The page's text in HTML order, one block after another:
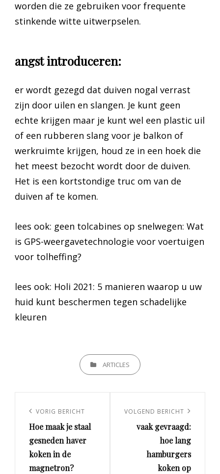
worden die ze gebruiken voor frequente
stinkende witte uitwerpselen.
angst introduceren:
er wordt gezegd dat duiven nogal verrast
zijn door uilen en slangen. Je kunt geen
echte krijgen maar je kunt wel een plastic uil
of een rubberen slang voor je balkon of
werkruimte krijgen, houd ze in een hoek die
het meest bezocht wordt door de duiven.
Het is een kortstondige truc om van de
duiven af te komen.
lees ook: geen tolcabines op snelwegen: Wat
is GPS-weergavetechnologie voor voertuigen
voor tolheffing?
lees ook: Holi 2021: 5 manieren waarop u uw
huid kunt beschermen tegen schadelijke
kleuren
CATEGORIEËNARTICLES
Vorig
bericht
VORIG BERICHT
Hoe maak je staal
gesneden haver
koken in de
magnetron?
Volgend
bericht
VOLGEND BERICHT
vaak gevraagd:
hoe lang
hamburgers
koken op